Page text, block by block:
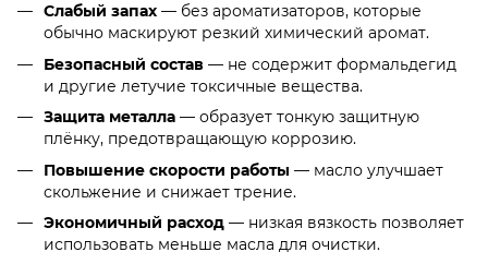
Слабый запах — без ароматизаторов, которые
обычно маскируют резкий химический аромат.
Безопасный состав — не содержит формальдегид
и другие летучие токсичные вещества.
Защита металла — образует тонкую защитную
плёнку, предотвращающую коррозию.
Повышение скорости работы — масло улучшает
скольжение и снижает трение.
Экономичный расход — низкая вязкость позволяет
использовать меньше масла для очистки.